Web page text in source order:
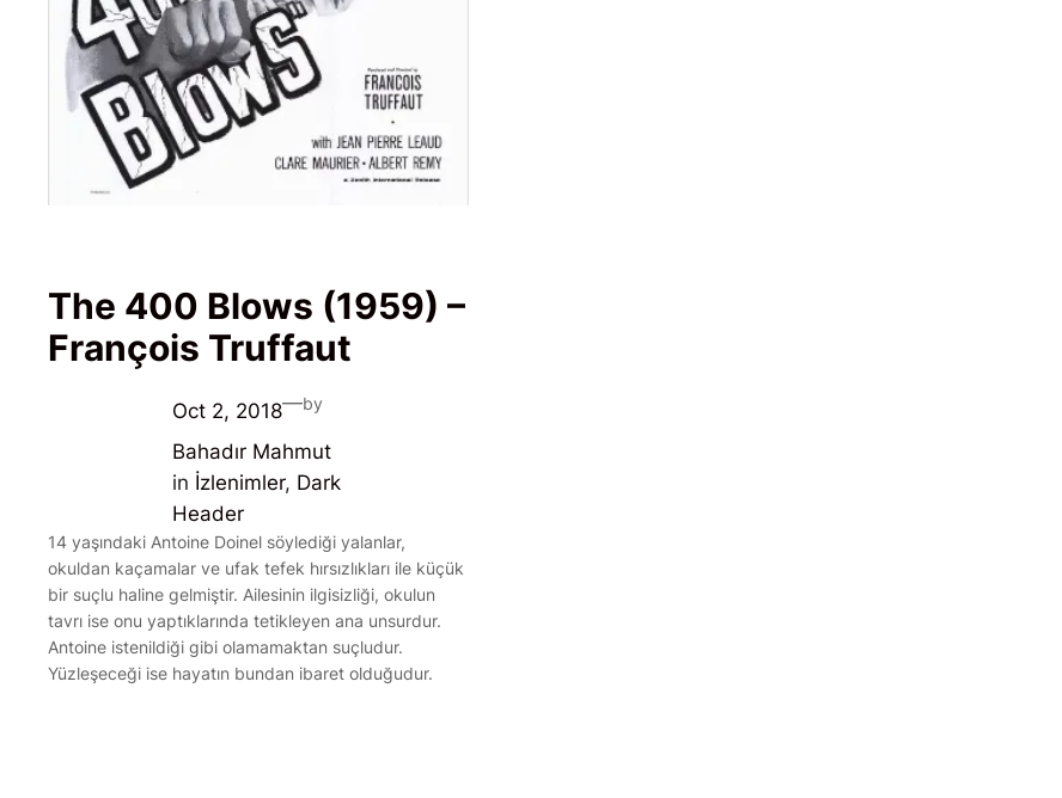
The 400 Blows (1959) –
François Truffaut
Oct 2, 2018—by
Bahadır Mahmut
in İzlenimler, Dark
Header
14 yaşındaki Antoine Doinel söylediği yalanlar,
okuldan kaçamalar ve ufak tefek hırsızlıkları ile küçük
bir suçlu haline gelmiştir. Ailesinin ilgisizliği, okulun
tavrı ise onu yaptıklarında tetikleyen ana unsurdur.
Antoine istenildiği gibi olamamaktan suçludur.
Yüzleşeceği ise hayatın bundan ibaret olduğudur.